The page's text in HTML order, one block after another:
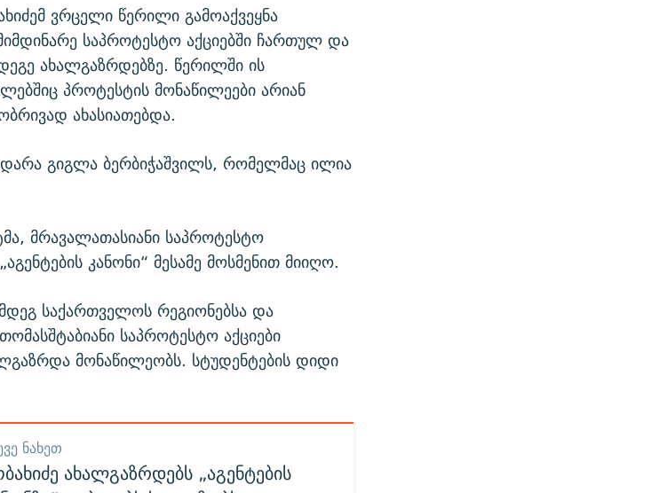
ვრცელი წერილი გამოაქვეყნა
საპროტესტო აქციებში ჩართულ და
ახალგაზრდებზე. წერილში ის
პროტესტის მონაწილეები არიან
ახასიათებდა.
გიგლა ბერბიჭაშვილს, რომელმაც ილია
მრავალათასიანი საპროტესტო
კანონი“ მესამე მოსმენით მიიღო.
საქართველოს რეგიონებსა და
საპროტესტო აქციები
მონაწილეობს. სტუდენტების დიდი
ᲜᲐᲮᲔᲗ
ახალგაზრდებს „აგენტების